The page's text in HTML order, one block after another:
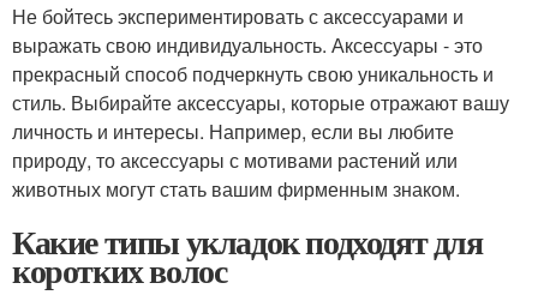
Не бойтесь экспериментировать с аксессуарами и
выражать свою индивидуальность. Аксессуары - это
прекрасный способ подчеркнуть свою уникальность и
стиль. Выбирайте аксессуары, которые отражают вашу
личность и интересы. Например, если вы любите
природу, то аксессуары с мотивами растений или
животных могут стать вашим фирменным знаком.
Какие типы укладок подходят для
коротких волос